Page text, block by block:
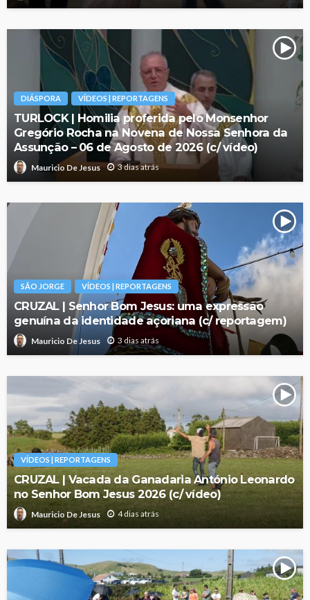
DIÁSPORA VÍDEOS | REPORTAGENS
TURLOCK | Homilia proferida pelo Monsenhor
Gregório Rocha na Novena de Nossa Senhora da
Assunção – 06 de Agosto de 2026 (c/ vídeo)
Mauricio De Jesus 3 dias atrás
SÃO JORGE VÍDEOS | REPORTAGENS
CRUZAL | Senhor Bom Jesus: uma expressão
genuína da identidade açoriana (c/ reportagem)
Mauricio De Jesus 3 dias atrás
VÍDEOS | REPORTAGENS
CRUZAL | Vacada da Ganadaria António Leonardo
no Senhor Bom Jesus 2026 (c/ vídeo)
Mauricio De Jesus 4 dias atrás